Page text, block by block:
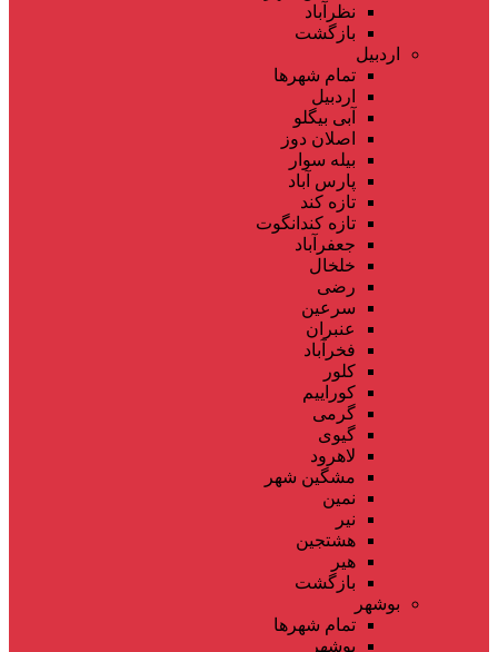
نظرآباد
بازگشت
اردبیل
تمام شهر‌ها
اردبیل
آبی بیگلو
اصلان دوز
بیله سوار
پارس آباد
تازه کند
تازه کندانگوت
جعفرآباد
خلخال
رضی
سرعین
عنبران
فخرآباد
کلور
کوراییم
گرمی
گیوی
لاهرود
مشگین شهر
نمین
نیر
هشتجین
هیر
بازگشت
بوشهر
تمام شهر‌ها
بوشهر